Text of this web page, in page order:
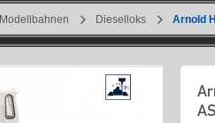
Modellbahnen Dieselloks Arnold